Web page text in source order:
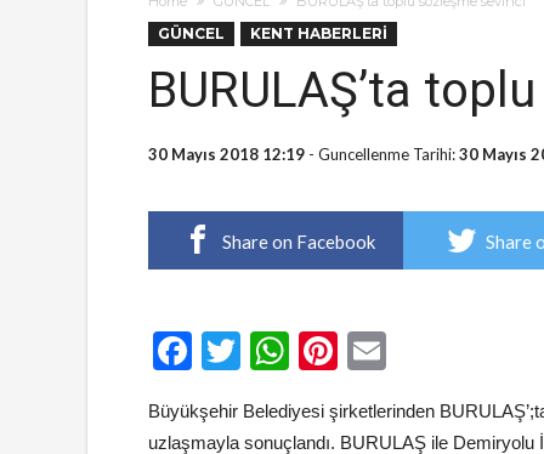
GÜNCEL KENT HABERLERİ
BURULAŞ’ta
30 Mayıs 2018 12:19 - Guncellenme Tarihi:30 Mayıs
Share on Facebook Share
Facebook
TwitterWhatsApp
Pinterest
Büyükşehir Belediyesi şirketlerinden
uzlaşmayla sonuçlandı. BURULAŞ ile Demiryolu